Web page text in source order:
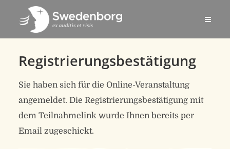
Registrierungsbestätigung
Sie haben sich für die Online-Veranstaltung
angemeldet. Die Registrierungsbestätigung mit
dem Teilnahmelink wurde Ihnen bereits per
Email zugeschickt.